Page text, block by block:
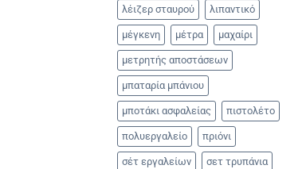
λέιζερ σταυρού λιπαντικό
μέγκενη μέτρα μαχαίρι
μετρητής αποστάσεων
μπαταρία μπάνιου
μποτάκι ασφαλείας πιστολέτο
πολυεργαλείο πριόνι
σέτ εργαλείων σετ τρυπάνια